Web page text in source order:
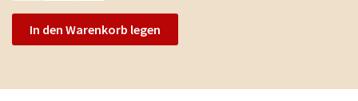
In den Warenkorb legen